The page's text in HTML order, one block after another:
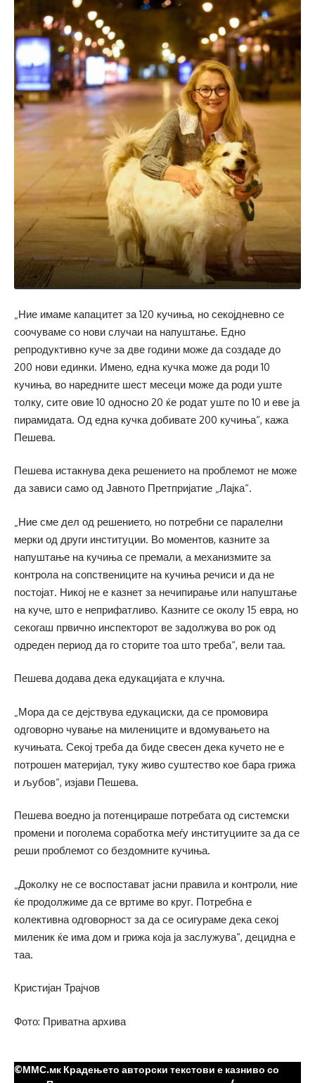
„Ние имаме капацитет за 120 кучиња, но секојдневно се
соочуваме со нови случаи на напуштање. Едно
репродуктивно куче за две години може да создаде до
200 нови единки. Имено, една кучка може да роди 10
кучиња, во наредните шест месеци може да роди уште
толку, сите овие 10 односно 20 ќе родат уште по 10 и еве ја
пирамидата. Од една кучка добивате 200 кучиња“, кажа
Пешева.
Пешева истакнува дека решението на проблемот не може
да зависи само од Јавното Претпријатие „Лајка“.
„Ние сме дел од решението, но потребни се паралелни
мерки од други институции. Во моментов, казните за
напуштање на кучиња се премали, а механизмите за
контрола на сопствениците на кучиња речиси и да не
постојат. Никој не е казнет за нечипирање или напуштање
на куче, што е неприфатливо. Казните се околу 15 евра, но
секогаш првично инспекторот ве задолжува во рок од
одреден период да го сторите тоа што треба“, вели таа.
Пешева додава дека едукацијата е клучна.
„Мора да се дејствува едукациски, да се промовира
одговорно чување на милениците и вдомувањето на
кучињата. Секој треба да биде свесен дека кучето не е
потрошен материјал, туку живо суштество кое бара грижа
и љубов“, изјави Пешева.
Пешева воедно ја потенцираше потребата од системски
промени и поголема соработка меѓу институциите за да се
реши проблемот со бездомните кучиња.
„Доколку не се воспостават јасни правила и контроли, ние
ќе продолжиме да се вртиме во круг. Потребна е
колективна одговорност за да се осигураме дека секој
миленик ќе има дом и грижа која ја заслужува“, децидна е
таа.
Кристијан Трајчов
Фото: Приватна архива
©ММС.мк Крадењето авторски текстови е казниво со